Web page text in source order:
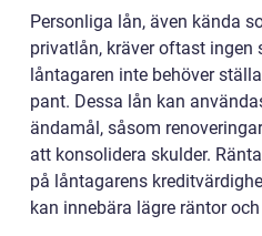
Personliga lån, även kända
privatlån, kräver oftast ingen
låntagaren inte behöver
pant. Dessa lån kan
ändamål, såsom
att konsolidera skulder.
på låntagarens
kan innebära lägre räntor